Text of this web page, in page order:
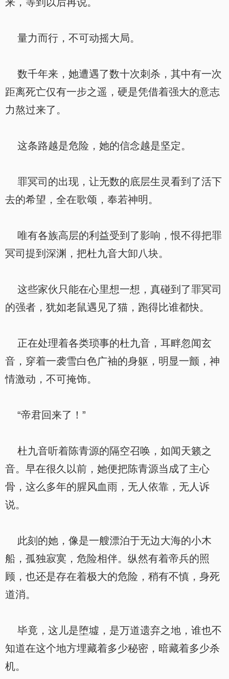
量力而行，不可动摇大局。
数千年来，她遭遇了数十次刺杀，其中有一次
距离死亡仅有一步之遥，硬是凭借着强大的意志
力熬过来了。
这条路越是危险，她的信念越是坚定。
罪冥司的出现，让无数的底层生灵看到了活下
去的希望，全在歌颂，奉若神明。
唯有各族高层的利益受到了影响，恨不得把罪
冥司提到深渊，把杜九音大卸八块。
这些家伙只能在心里想一想，真碰到了罪冥司
的强者，犹如老鼠遇见了猫，跑得比谁都快。
正在处理着各类琐事的杜九音，耳畔忽闻玄
音，穿着一袭雪白色广袖的身躯，明显一颤，神
情激动，不可掩饰。
“帝君回来了！”
杜九音听着陈青源的隔空召唤，如闻天籁之
音。早在很久以前，她便把陈青源当成了主心
骨，这么多年的腥风血雨，无人依靠，无人诉
说。
此刻的她，像是一艘漂泊于无边大海的小木
船，孤独寂寞，危险相伴。纵然有着帝兵的照
顾，也还是存在着极大的危险，稍有不慎，身死
道消。
毕竟，这儿是堕墟，是万道遗弃之地，谁也不
知道在这个地方埋藏着多少秘密，暗藏着多少杀
机。